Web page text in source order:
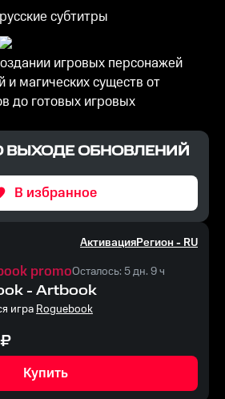
русские субтитры
игровых персонажей
и магических существ от
до готовых игровых
ОБНОВЛЕНИЙ
В избранное
АктивацияРегион -RU
promoОсталось: 5 дн. 9 ч
- Artbook
играRoguebook
₽
Купить